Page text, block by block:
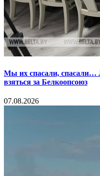
Мы их спасали, спасали…
взяться за Белкоопсоюз
07.08.2026